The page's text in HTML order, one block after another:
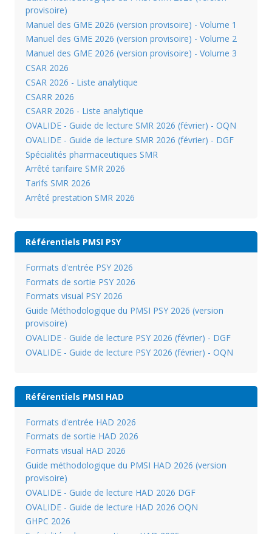
provisoire)
Manuel des GME 2026 (version provisoire) - Volume 1
Manuel des GME 2026 (version provisoire) - Volume 2
Manuel des GME 2026 (version provisoire) - Volume 3
CSAR 2026
CSAR 2026 - Liste analytique
CSARR 2026
CSARR 2026 - Liste analytique
OVALIDE - Guide de lecture SMR 2026 (février) - OQN
OVALIDE - Guide de lecture SMR 2026 (février) - DGF
Spécialités pharmaceutiques SMR
Arrêté tarifaire SMR 2026
Tarifs SMR 2026
Arrêté prestation SMR 2026
Référentiels PMSI PSY
Formats d'entrée PSY 2026
Formats de sortie PSY 2026
Formats visual PSY 2026
Guide Méthodologique du PMSI PSY 2026 (version
provisoire)
OVALIDE - Guide de lecture PSY 2026 (février) - DGF
OVALIDE - Guide de lecture PSY 2026 (février) - OQN
Référentiels PMSI HAD
Formats d'entrée HAD 2026
Formats de sortie HAD 2026
Formats visual HAD 2026
Guide méthodologique du PMSI HAD 2026 (version
provisoire)
OVALIDE - Guide de lecture HAD 2026 DGF
OVALIDE - Guide de lecture HAD 2026 OQN
GHPC 2026